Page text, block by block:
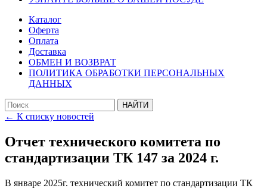
Каталог
Оферта
Оплата
Доставка
ОБМЕН И ВОЗВРАТ
ПОЛИТИКА ОБРАБОТКИ ПЕРСОНАЛЬНЫХ
ДАННЫХ
← К списку новостей
Отчет технического комитета по
стандартизации ТК 147 за 2024 г.
В январе 2025г. технический комитет по стандартизации ТК